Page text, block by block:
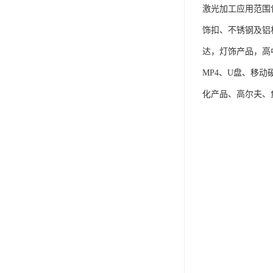
激光加工应用范
饰扣、不锈钢及
达，灯饰产品，
MP4、U盘、移动
化产品、高尔夫、